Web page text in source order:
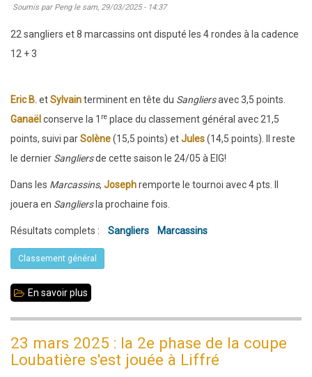
Ronde
7
Soumis par Pengle sam, 29/03/2025 - 14:37
22 sangliers et 8 marcassins ont disputé les 4 rondes à la cadence
12 + 3
Eric B.etSylvainterminent en tête du Sangliersavec 3,5 points.
Ganaël conserve la 1 re place du classement général avec 21,5
points, suivi parSolène(15,5 points) etJules(14,5 points). Il reste
le dernier Sangliersde cette saison le 24/05 à EIG!
Dans les Marcassins, Josephremporte le tournoi avec 4 pts. Il
jouera en Sangliers la prochaine fois.
Résultats complets : Sangliers Marcassins
Classement général
En savoir plus
Tournois
Sangliers
23 mars 2025 : la 2e phase de la coupe
Loubatière s'est jouée à Liffré